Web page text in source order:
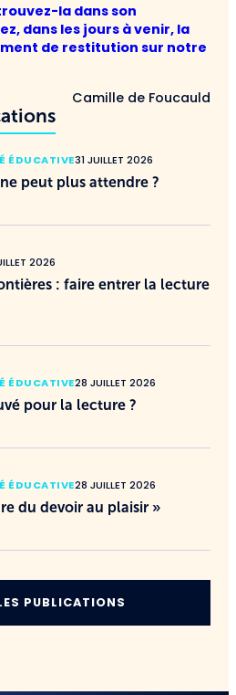
la dans son
dans les jours à venir, la
de restitution sur notre
Camille de Foucauld
ÉDUCATIVE31 JUILLET 2026
peut plus attendre ?
2026
: faire entrer la lecture
ÉDUCATIVE28 JUILLET 2026
pour la lecture ?
ÉDUCATIVE28 JUILLET 2026
du devoir au plaisir »
PUBLICATIONS